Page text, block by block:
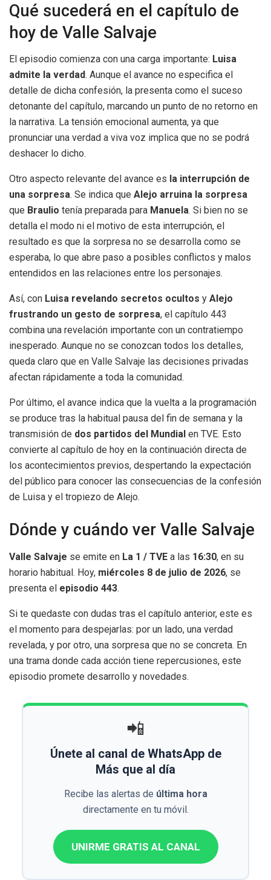
Qué sucederá en el capítulo de
hoy de Valle Salvaje
El episodio comienza con una carga importante: Luisa
admite la verdad. Aunque el avance no especifica el
detalle de dicha confesión, la presenta como el suceso
detonante del capítulo, marcando un punto de no retorno en
la narrativa. La tensión emocional aumenta, ya que
pronunciar una verdad a viva voz implica que no se podrá
deshacer lo dicho.
Otro aspecto relevante del avance es la interrupción de
una sorpresa. Se indica que Alejo arruina la sorpresa
que Braulio tenía preparada para Manuela. Si bien no se
detalla el modo ni el motivo de esta interrupción, el
resultado es que la sorpresa no se desarrolla como se
esperaba, lo que abre paso a posibles conflictos y malos
entendidos en las relaciones entre los personajes.
Así, con Luisa revelando secretos ocultos y Alejo
frustrando un gesto de sorpresa, el capítulo 443
combina una revelación importante con un contratiempo
inesperado. Aunque no se conozcan todos los detalles,
queda claro que en Valle Salvaje las decisiones privadas
afectan rápidamente a toda la comunidad.
Por último, el avance indica que la vuelta a la programación
se produce tras la habitual pausa del fin de semana y la
transmisión de dos partidos del Mundial en TVE. Esto
convierte al capítulo de hoy en la continuación directa de
los acontecimientos previos, despertando la expectación
del público para conocer las consecuencias de la confesión
de Luisa y el tropiezo de Alejo.
Dónde y cuándo ver Valle Salvaje
Valle Salvaje se emite en La 1 / TVE a las 16:30, en su
horario habitual. Hoy, miércoles 8 de julio de 2026, se
presenta el episodio 443.
Si te quedaste con dudas tras el capítulo anterior, este es
el momento para despejarlas: por un lado, una verdad
revelada, y por otro, una sorpresa que no se concreta. En
una trama donde cada acción tiene repercusiones, este
episodio promete desarrollo y novedades.
📲
Únete al canal de WhatsApp de
Más que al día
Recibe las alertas de última hora
directamente en tu móvil.
UNIRME GRATIS AL CANAL